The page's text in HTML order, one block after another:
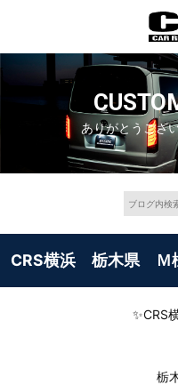
ありがとうござ
CRS横浜 栃木県 Ｍ
✨CRS
栃